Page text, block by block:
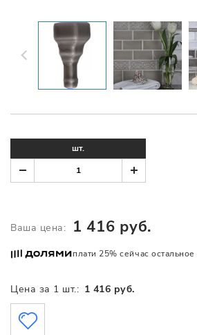
Цена за 1 шт.: 1 416 руб.
шт.
Ваша цена: 1 416 руб.
плати 25% сейчас